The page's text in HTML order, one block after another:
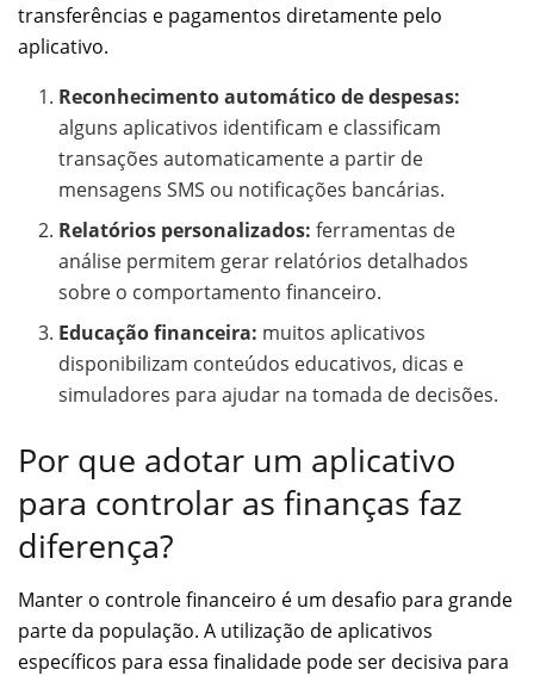
transferências e pagamentos diretamente pelo
aplicativo.
Reconhecimento automático de despesas:
alguns aplicativos identificam e classificam
transações automaticamente a partir de
mensagens SMS ou notificações bancárias.
Relatórios personalizados: ferramentas de
análise permitem gerar relatórios detalhados
sobre o comportamento financeiro.
Educação financeira: muitos aplicativos
disponibilizam conteúdos educativos, dicas e
simuladores para ajudar na tomada de decisões.
Por que adotar um aplicativo
para controlar as finanças faz
diferença?
Manter o controle financeiro é um desafio para grande
parte da população. A utilização de aplicativos
específicos para essa finalidade pode ser decisiva para